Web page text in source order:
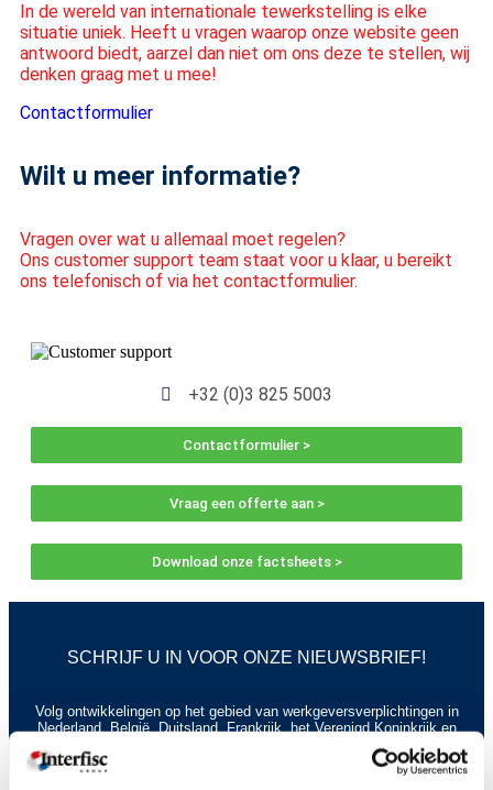
Wilt u meer informatie?
Vragen over wat u allemaal moet regelen?
Ons customer support team staat voor u klaar, u bereikt
ons telefonisch of via het contactformulier.
+32 (0)3 825 5003
Contactformulier >
Vraag een offerte aan >
Download onze factsheets >
In de wereld van internationale tewerkstelling is elke
situatie uniek. Heeft u vragen waarop onze website geen
antwoord biedt, aarzel dan niet om ons deze te stellen, wij
denken graag met u mee!
Contactformulier
SCHRIJF U IN VOOR ONZE NIEUWSBRIEF!
Volg ontwikkelingen op het gebied van werkgeversverplichtingen in
Nederland, België, Duitsland, Frankrijk, het Verenigd Koninkrijk en